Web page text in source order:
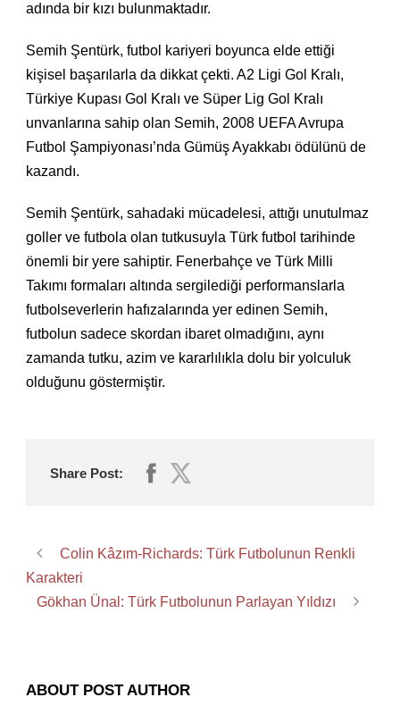
adında bir kızı bulunmaktadır.
Semih Şentürk, futbol kariyeri boyunca elde ettiği
kişisel başarılarla da dikkat çekti. A2 Ligi Gol Kralı,
Türkiye Kupası Gol Kralı ve Süper Lig Gol Kralı
unvanlarına sahip olan Semih, 2008 UEFA Avrupa
Futbol Şampiyonası’nda Gümüş Ayakkabı ödülünü de
kazandı.
Semih Şentürk, sahadaki mücadelesi, attığı unutulmaz
goller ve futbola olan tutkusuyla Türk futbol tarihinde
önemli bir yere sahiptir. Fenerbahçe ve Türk Milli
Takımı formaları altında sergilediği performanslarla
futbolseverlerin hafızalarında yer edinen Semih,
futbolun sadece skordan ibaret olmadığını, aynı
zamanda tutku, azim ve kararlılıkla dolu bir yolculuk
olduğunu göstermiştir.
Share Post:
Colin Kâzım-Richards: Türk Futbolunun Renkli
Karakteri
Gökhan Ünal: Türk Futbolunun Parlayan Yıldızı
ABOUT POST AUTHOR